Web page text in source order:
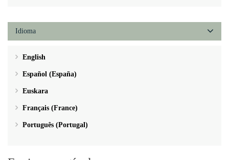
Idioma
English
Español (España)
Euskara
Français (France)
Português (Portugal)